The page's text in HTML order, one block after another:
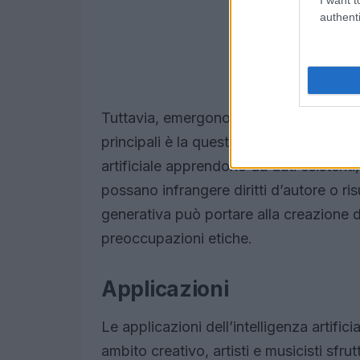
Tuttavia, emergono anche svantaggi
principali è la questione
artificiale apprendono da dati
possano infrangere diritti d’autore o
generativa può portare alla creazione
preoccupazioni etiche.
Applicazioni
Le applicazioni dell’intelligenza
ambito creativo, artisti e musicisti